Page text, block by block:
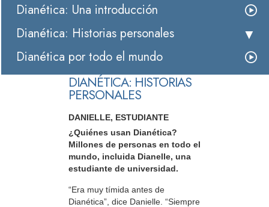
Dianética: Una introducción
Dianética: Historias personales
Dianética por todo el mundo
DIANÉTICA: HISTORIAS
PERSONALES
DANIELLE, ESTUDIANTE
¿Quiénes usan Dianética?
Millones de personas en todo el
mundo, incluida Dianelle, una
estudiante de universidad.
“Era muy tímida antes de
Dianética”, dice Danielle. “Siempre